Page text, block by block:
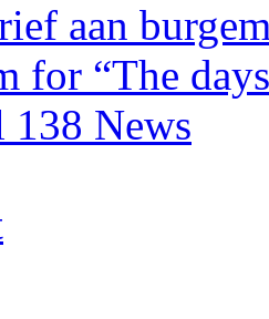
aan
for “The
138 News